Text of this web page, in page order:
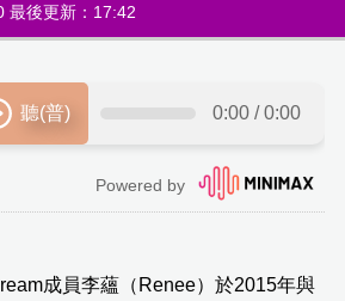
最後更新：17:42
成員李蘊（Renee）於2015年與